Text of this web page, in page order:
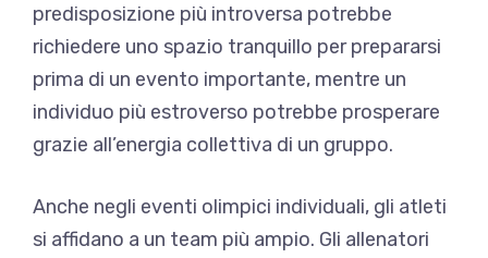
predisposizione più introversa potrebbe
richiedere uno spazio tranquillo per prepararsi
prima di un evento importante, mentre un
individuo più estroverso potrebbe prosperare
grazie all’energia collettiva di un gruppo.
Anche negli eventi olimpici individuali, gli atleti
si affidano a un team più ampio. Gli allenatori